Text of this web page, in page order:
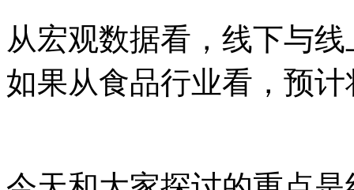
从宏观数据看，线下与
如果从食品行业看，预